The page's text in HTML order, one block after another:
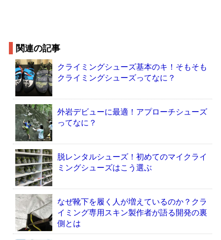
関連の記事
クライミングシューズ基本のキ！そもそも
クライミングシューズってなに？
外岩デビューに最適！アプローチシューズ
ってなに？
脱レンタルシューズ！初めてのマイクライ
ミングシューズはこう選ぶ
なぜ靴下を履く人が増えているのか？クラ
イミング専用スキン製作者が語る開発の裏
側とは